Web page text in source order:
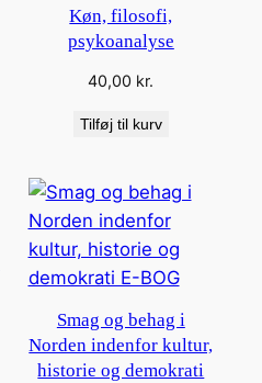
Køn, filosofi,
psykoanalyse
40,00 kr.
Tilføj til kurv
Smag og behag i
Norden indenfor kultur,
historie og demokrati